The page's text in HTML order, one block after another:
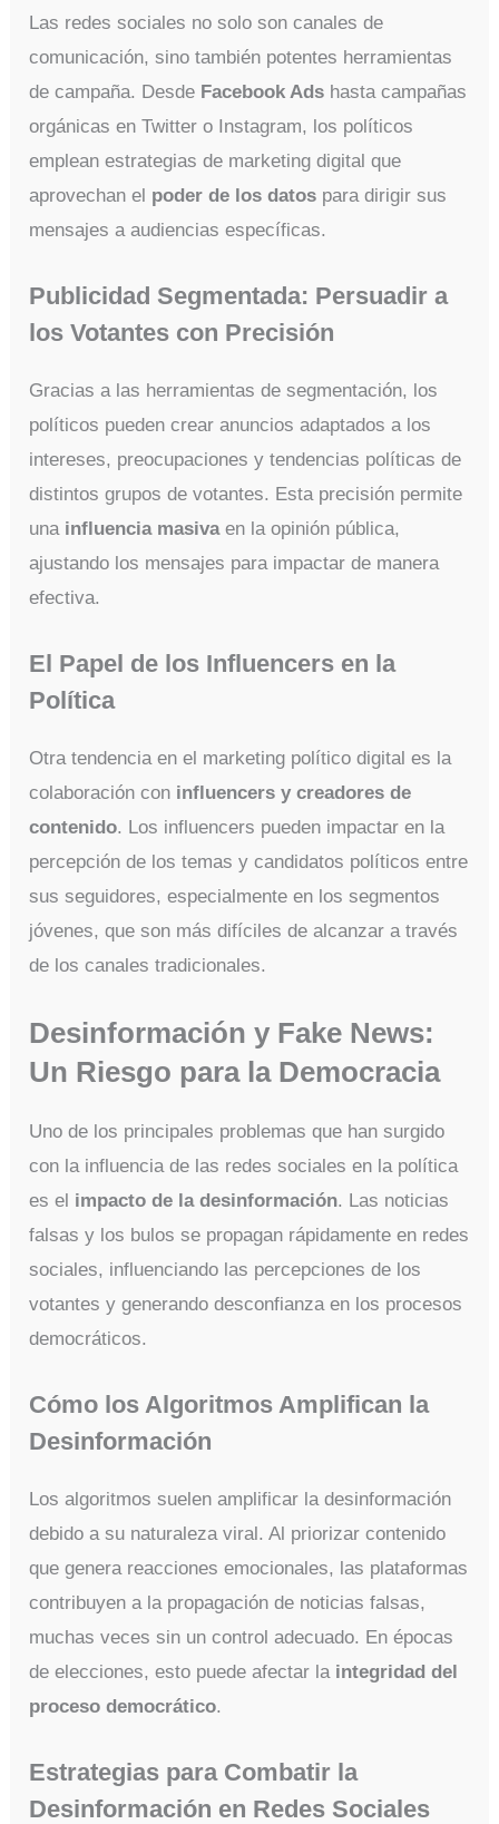
Las redes sociales no solo son canales de
comunicación, sino también potentes herramientas
de campaña. Desde Facebook Ads hasta campañas
orgánicas en Twitter o Instagram, los políticos
emplean estrategias de marketing digital que
aprovechan el poder de los datos para dirigir sus
mensajes a audiencias específicas.
Publicidad Segmentada: Persuadir a
los Votantes con Precisión
Gracias a las herramientas de segmentación, los
políticos pueden crear anuncios adaptados a los
intereses, preocupaciones y tendencias políticas de
distintos grupos de votantes. Esta precisión permite
una influencia masivaen la opinión pública,
ajustando los mensajes para impactar de manera
efectiva.
El Papel de los Influencers en la
Política
Otra tendencia en el marketing político digital es la
colaboración con influencers y creadores de
contenido. Los influencers pueden impactar en la
percepción de los temas y candidatos políticos entre
sus seguidores, especialmente en los segmentos
jóvenes, que son más difíciles de alcanzar a través
de los canales tradicionales.
Desinformación y Fake News:
Un Riesgo para la Democracia
Uno de los principales problemas que han surgido
con la influencia de las redes sociales en la política
es el impacto de la desinformación. Las noticias
falsas y los bulos se propagan rápidamente en redes
sociales, influenciando las percepciones de los
votantes y generando desconfianza en los procesos
democráticos.
Cómo los Algoritmos Amplifican la
Desinformación
Los algoritmos suelen amplificar la desinformación
debido a su naturaleza viral. Al priorizar contenido
que genera reacciones emocionales, las plataformas
contribuyen a la propagación de noticias falsas,
muchas veces sin un control adecuado. En épocas
de elecciones, esto puede afectar la integridad del
proceso democrático.
Estrategias para Combatir la
Desinformación en Redes Sociales